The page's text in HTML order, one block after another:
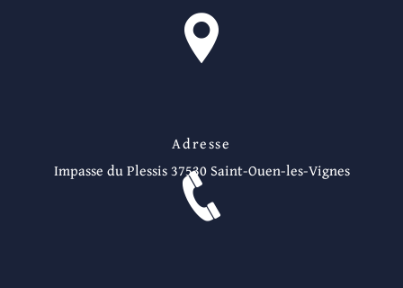
Adresse
Impasse du Plessis37530 Saint-Ouen-les-Vignes